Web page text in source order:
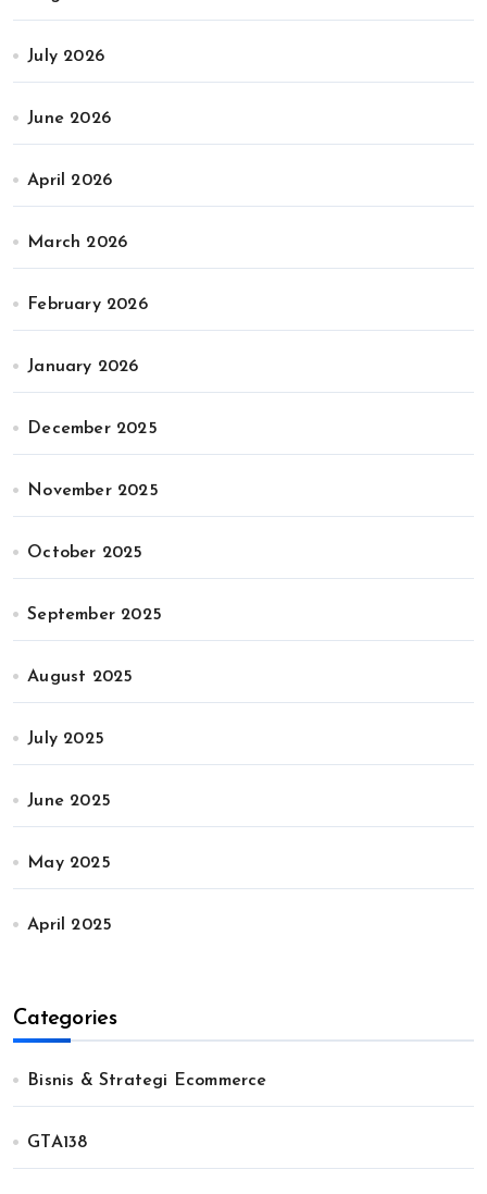
July 2026
June 2026
April 2026
March 2026
February 2026
January 2026
December 2025
November 2025
October 2025
September 2025
August 2025
July 2025
June 2025
May 2025
April 2025
Categories
Bisnis & Strategi Ecommerce
GTA138